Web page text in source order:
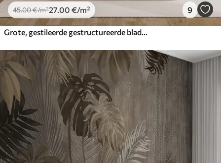
45.00€/m²27.00 €/m² 9
Grote, gestileerde gestructureerde bladeren met gedetailleerde nerven in verschillende tinten groen, crème en beige